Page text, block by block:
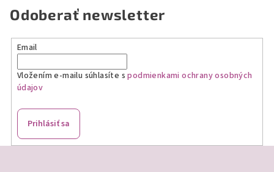
á
d
a
e
y
Odoberať newsletter
Email
Vložením e-mailu súhlasíte spodmienkami ochrany osobných
údajov
Prihlásiť sa